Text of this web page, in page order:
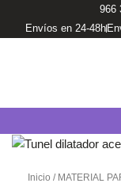
966
Envíos en 24-48h
Inicio / MATERIAL